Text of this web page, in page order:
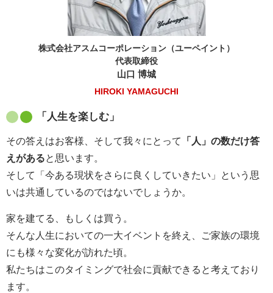
株式会社アスムコーポレーション（ユーペイント）
代表取締役
山口 博城
HIROKI YAMAGUCHI
「人生を楽しむ」
その答えはお客様、そして我々にとって
「人」の数だけ答
えがあると思います。
そして「今ある現状をさらに良くしていきたい」という思
いは共通しているのではないでしょうか。
家を建てる、もしくは買う。
そんな人生においての一大イベントを終え、ご家族の環境
にも様々な変化が訪れた頃。
私たちはこのタイミングで社会に貢献できると考えており
ます。